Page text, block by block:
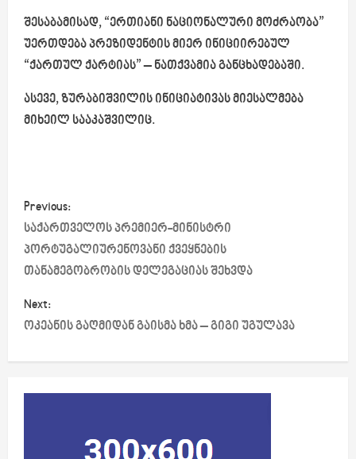
შესაბამისად, “ერთიანი ნაციონალური მოძრაობა”
უერთდება პრეზიდენტის მიერ ინიციირებულ
“ქართულ ქარტიას” – ნათქვამია განცხადებაში.
ასევე, ზურაბიშვილის ინიციატივას მიესალმება
მიხეილ სააკაშვილიც.
P
o
s
t
n
a
v
Previous:
საქართველოს პრემიერ-მინისტრი
პორტუგალიურენოვანი ქვეყნების
თანამეგობრობის დელეგაციას შეხვდა
Next:
ოკეანის გაღმიდან გაისმა ხმა – გიგი უგულავა